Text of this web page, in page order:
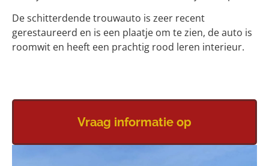
De schitterdende trouwauto is zeer recent
gerestaureerd en is een plaatje om te zien, de auto is
roomwit en heeft een prachtig rood leren interieur.
Vraag informatie op